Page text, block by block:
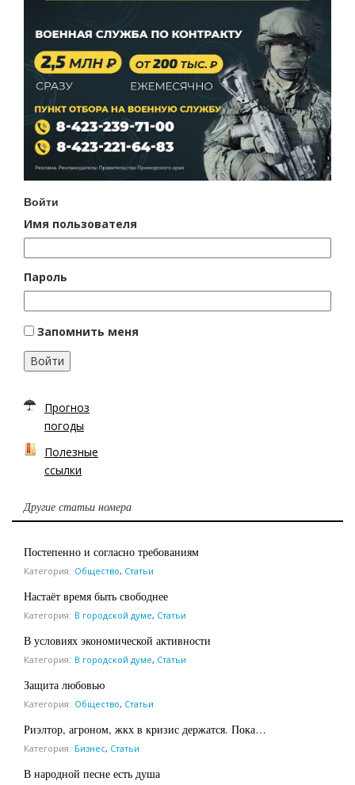
Войти
Имя пользователя
Пароль
Запомнить меня
Войти
Прогноз
погоды
Полезные
ссылки
Другие статьи номера
Постепенно и согласно требованиям
Категория: Общество, Статьи
Настаёт время быть свободнее
Категория: В городской думе, Статьи
В условиях экономической активности
Категория: В городской думе, Статьи
Защита любовью
Категория: Общество, Статьи
Риэлтор, агроном, жкх в кризис держатся. Пока…
Категория: Бизнес, Статьи
В народной песне есть душа